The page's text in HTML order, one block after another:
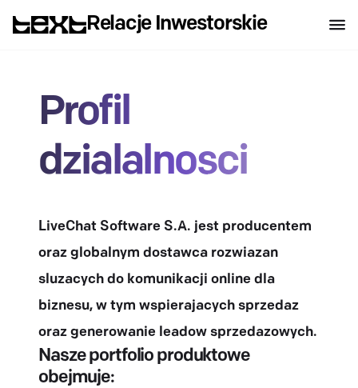
Relacje Inwestorskie
Profil
dzialalnosci
LiveChat Software S.A. jest producentem
oraz globalnym dostawca rozwiazan
sluzacych do komunikacji online dla
biznesu, w tym wspierajacych sprzedaz
oraz generowanie leadow sprzedazowych.
Nasze portfolio produktowe
obejmuje: